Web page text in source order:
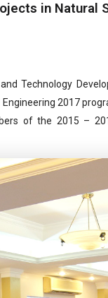
in Natural
Technology
2017
of the 2015 –